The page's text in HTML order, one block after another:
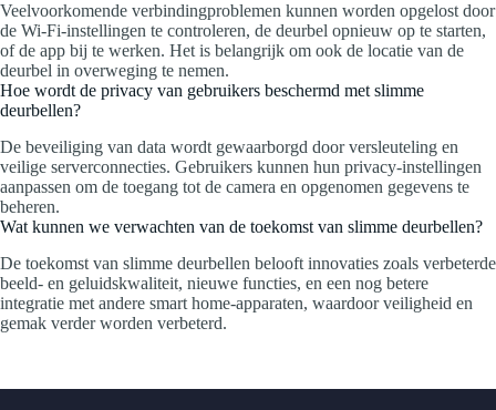
Veelvoorkomende verbindingproblemen kunnen worden opgelost door
de Wi-Fi-instellingen te controleren, de deurbel opnieuw op te starten,
of de app bij te werken. Het is belangrijk om ook de locatie van de
deurbel in overweging te nemen.
Hoe wordt de privacy van gebruikers beschermd met slimme
deurbellen?
De beveiliging van data wordt gewaarborgd door versleuteling en
veilige serverconnecties. Gebruikers kunnen hun privacy-instellingen
aanpassen om de toegang tot de camera en opgenomen gegevens te
beheren.
Wat kunnen we verwachten van de toekomst van slimme deurbellen?
De toekomst van slimme deurbellen belooft innovaties zoals verbeterde
beeld- en geluidskwaliteit, nieuwe functies, en een nog betere
integratie met andere smart home-apparaten, waardoor veiligheid en
gemak verder worden verbeterd.